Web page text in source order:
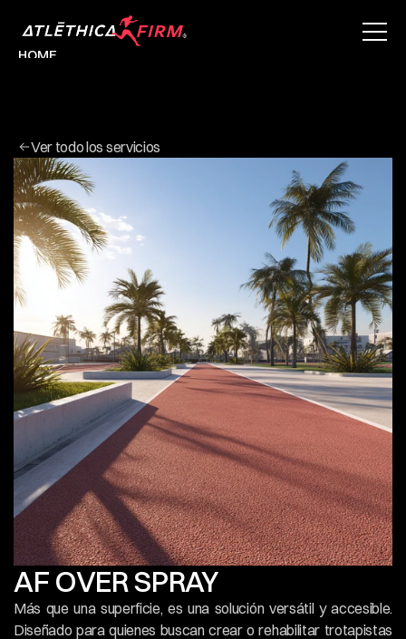
HOME
BLOG
CONTACT
Ver todo los servicios
AF OVER SPRAY
Más que una superficie, es una solución versátil y accesible.
Diseñado para quienes buscan crear o rehabilitar trotapistas